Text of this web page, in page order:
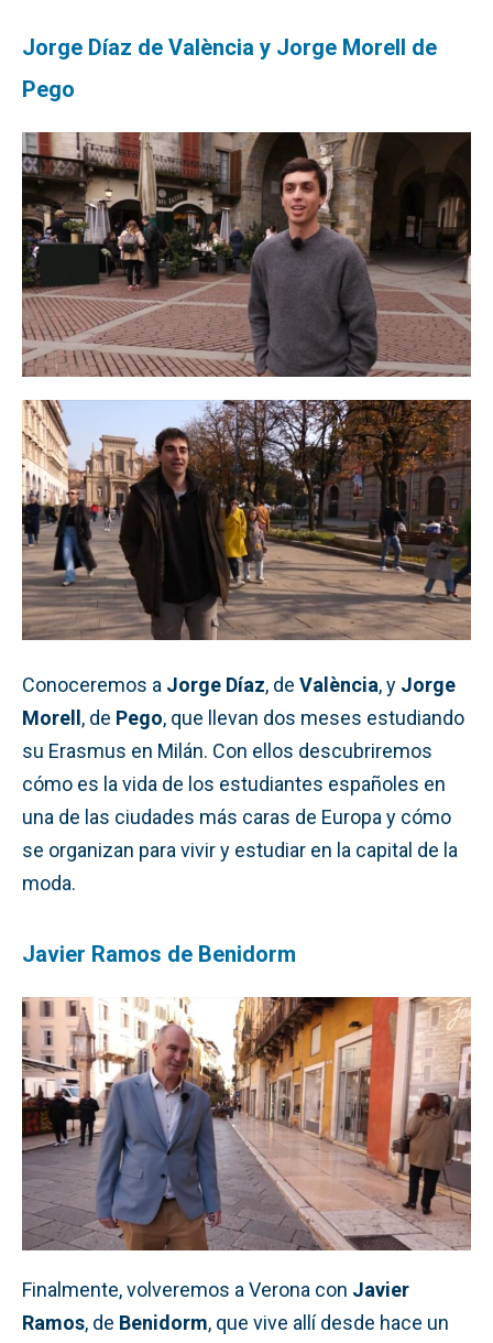
Jorge Díaz de València y Jorge Morell de
Pego
Conoceremos a Jorge Díaz, de València, y Jorge
Morell , de Pego, que llevan dos meses estudiando
su Erasmus en Milán. Con ellos descubriremos
cómo es la vida de los estudiantes españoles en
una de las ciudades más caras de Europa y cómo
se organizan para vivir y estudiar en la capital de la
moda.
Javier Ramos de Benidorm
Finalmente, volveremos a Verona con Javier
Ramos, de Benidorm, que vive allí desde hace un